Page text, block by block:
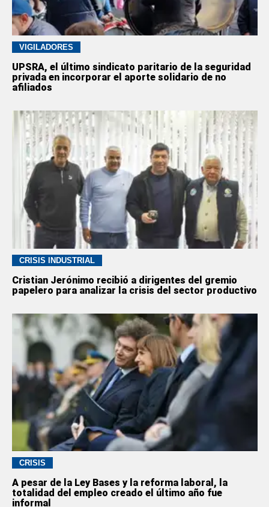
VIGILADORES
UPSRA, el último sindicato paritario de la seguridad
privada en incorporar el aporte solidario de no
afiliados
CRISIS INDUSTRIAL
Cristian Jerónimo recibió a dirigentes del gremio
papelero para analizar la crisis del sector productivo
CRISIS
A pesar de la Ley Bases y la reforma laboral, la
totalidad del empleo creado el último año fue
informal